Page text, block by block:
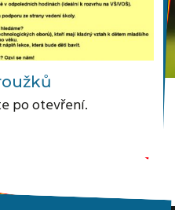
po otevření.